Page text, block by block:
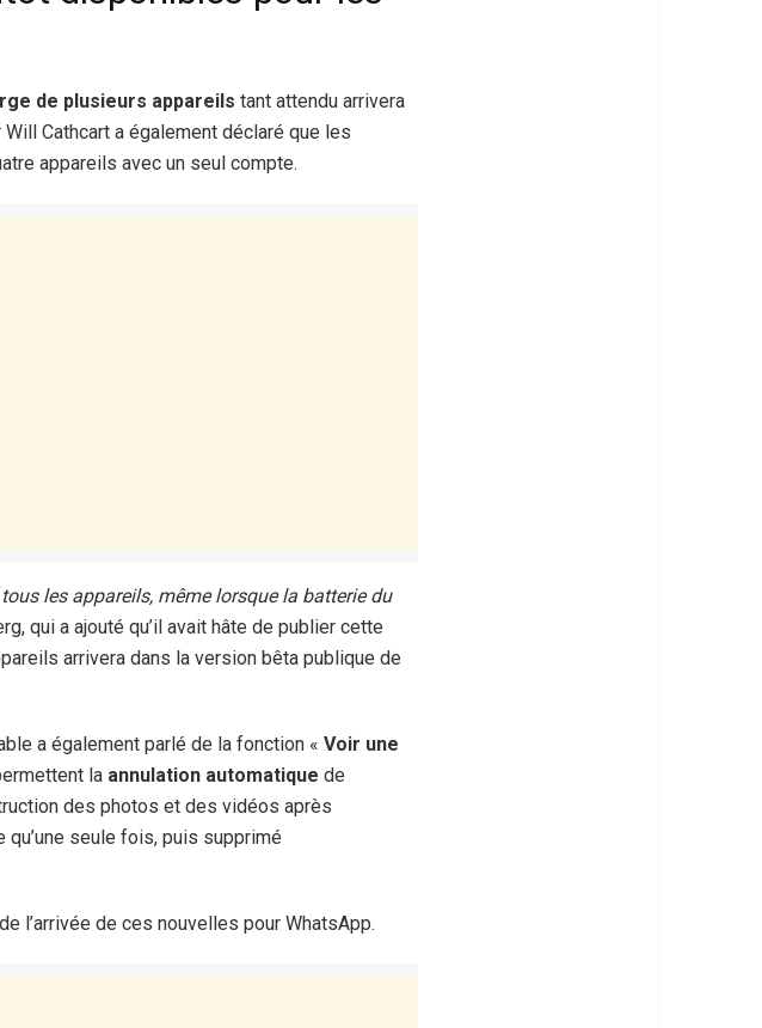
de plusieurs appareils tant attendu arrivera
Cathcart a également déclaré que les
appareils avec un seul compte.
les appareils, même lorsque la batterie du
qui a ajouté qu’il avait hâte de publier cette
arrivera dans la version bêta publique de
a également parlé de la fonction « Voir une
la annulation automatique de
des photos et des vidéos après
seule fois, puis supprimé
l’arrivée de ces nouvelles pour WhatsApp.